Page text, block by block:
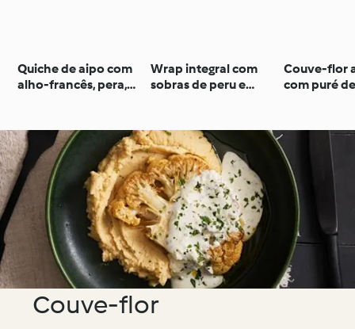
Quiche de aipo com
alho-francês, pera,
Wrap integral com
sobras de peru e
Couve-flor
com puré
Couve-flor